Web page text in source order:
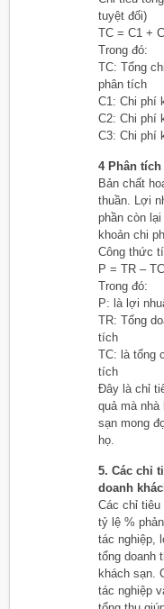
tuyệt đối)
TC = C1 +
Trong đó:
TC: Tổng
phân tích
C1: Chi phí
C2: Chi phí
C3: Chi phí
4 Phân
Bản chất
thuần. Lợi
phần còn
khoản chi
Công thức
P = TR – TC
Trong đó:
P: là lợi
TR: Tổng
tích
TC: là tổng
tích
Đây là chỉ
quả mà nhà
sạn mong
họ.
5. Các chỉ
doanh
Các chỉ
tỷ lệ %
tác nghiệp,
tổng doanh
khách sạn.
tác nghiệp